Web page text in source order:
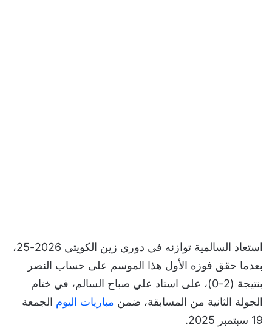
استعاد السالمية توازنه في دوري زين الكويتي 2026-25،
بعدما حقق فوزه الأول هذا الموسم على حساب النصر
بنتيجة (2-0)، على استاد علي صباح السالم، في ختام
الجولة الثانية من المسابقة، ضمن مباريات اليوم الجمعة
19 سبتمبر 2025.